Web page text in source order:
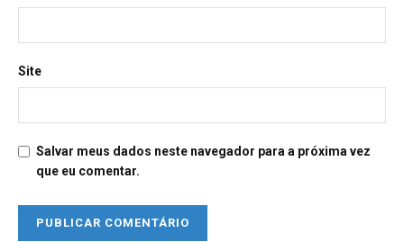
Site
Salvar meus dados neste navegador para a próxima vez
que eu comentar.